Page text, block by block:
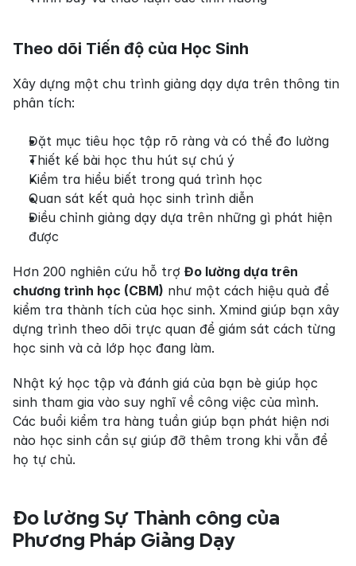
Theo dõi Tiến độ của Học Sinh
Xây dựng một chu trình giảng dạy dựa trên thông tin
phân tích:
Đặt mục tiêu học tập rõ ràng và có thể đo lường
Thiết kế bài học thu hút sự chú ý
Kiểm tra hiểu biết trong quá trình học
Quan sát kết quả học sinh trình diễn
Điều chỉnh giảng dạy dựa trên những gì phát hiện
được
Hơn 200 nghiên cứu hỗ trợ Đo lường dựa trên
chương trình học (CBM) như một cách hiệu quả để
kiểm tra thành tích của học sinh. Xmind giúp bạn xây
dựng trình theo dõi trực quan để giám sát cách từng
học sinh và cả lớp học đang làm.
Nhật ký học tập và đánh giá của bạn bè giúp học
sinh tham gia vào suy nghĩ về công việc của mình.
Các buổi kiểm tra hàng tuần giúp bạn phát hiện nơi
nào học sinh cần sự giúp đỡ thêm trong khi vẫn để
họ tự chủ.
Đo lường Sự Thành công của
Phương Pháp Giảng Dạy